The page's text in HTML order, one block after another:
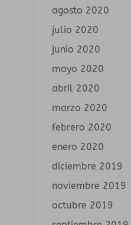
agosto 2020
julio 2020
junio 2020
mayo 2020
abril 2020
marzo 2020
febrero 2020
enero 2020
diciembre 2019
noviembre 2019
octubre 2019